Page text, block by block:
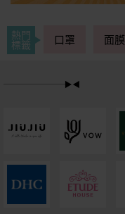
熱門
標籤
口罩 面膜